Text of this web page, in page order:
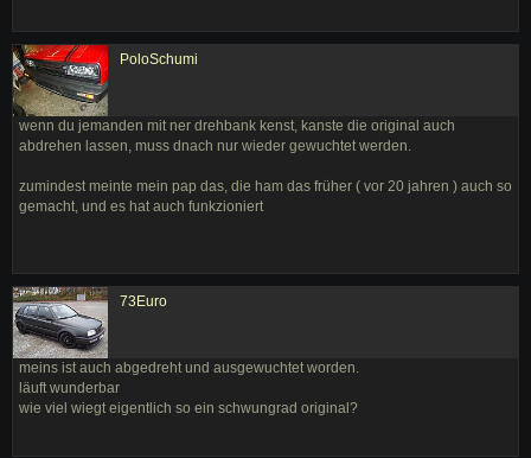
PoloSchumi
wenn du jemanden mit ner drehbank kenst, kanste die original auch
abdrehen lassen, muss dnach nur wieder gewuchtet werden.
zumindest meinte mein pap das, die ham das früher ( vor 20 jahren ) auch so
gemacht, und es hat auch funkzioniert
73Euro
meins ist auch abgedreht und ausgewuchtet worden.
läuft wunderbar
wie viel wiegt eigentlich so ein schwungrad original?